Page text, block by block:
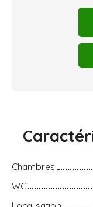
Chambres
WC